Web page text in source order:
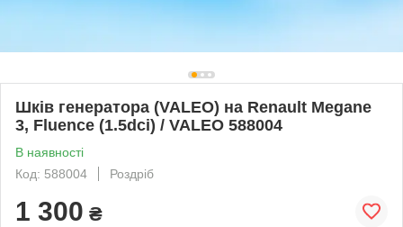
Шків генератора (VALEO) на Renault Megane
3, Fluence (1.5dci) / VALEO 588004
В наявності
Код: 588004
Роздріб
1 300 ₴